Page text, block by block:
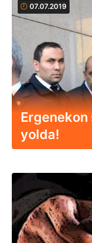
07.07.2019
Ergenekon
yolda!
07.04.2017